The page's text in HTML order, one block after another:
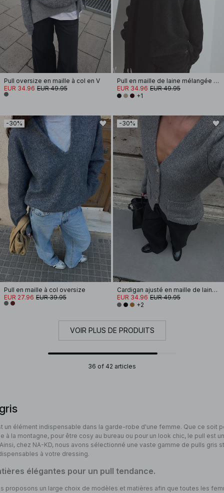
Pull oversize en maille à col en V
EUR 34.96 EUR 49.95
Pull en maille de laine mélangée à coutures apparentes
EUR 34.96 EUR 49.95
+1
-30%
Pull en maille à col oversize
EUR 27.96 EUR 39.95
-30%
Cardigan ajusté en maille de laine mélangée
EUR 34.96 EUR 49.95
+2
VOIR PLUS DE PRODUITS
36 of 42 articles
un élément indispensable dans la garde-robe d'une femme. Que ce soit
à la montagne, pour être cosy au bureau ou pour un look chic, le pull est
chez NA-KD, nous avons sélectionné une vaste gamme de pulls gris
à votre dressing.
élégantes pour un pull tendance.
proposons un large choix de modèles et matières afin que toutes les